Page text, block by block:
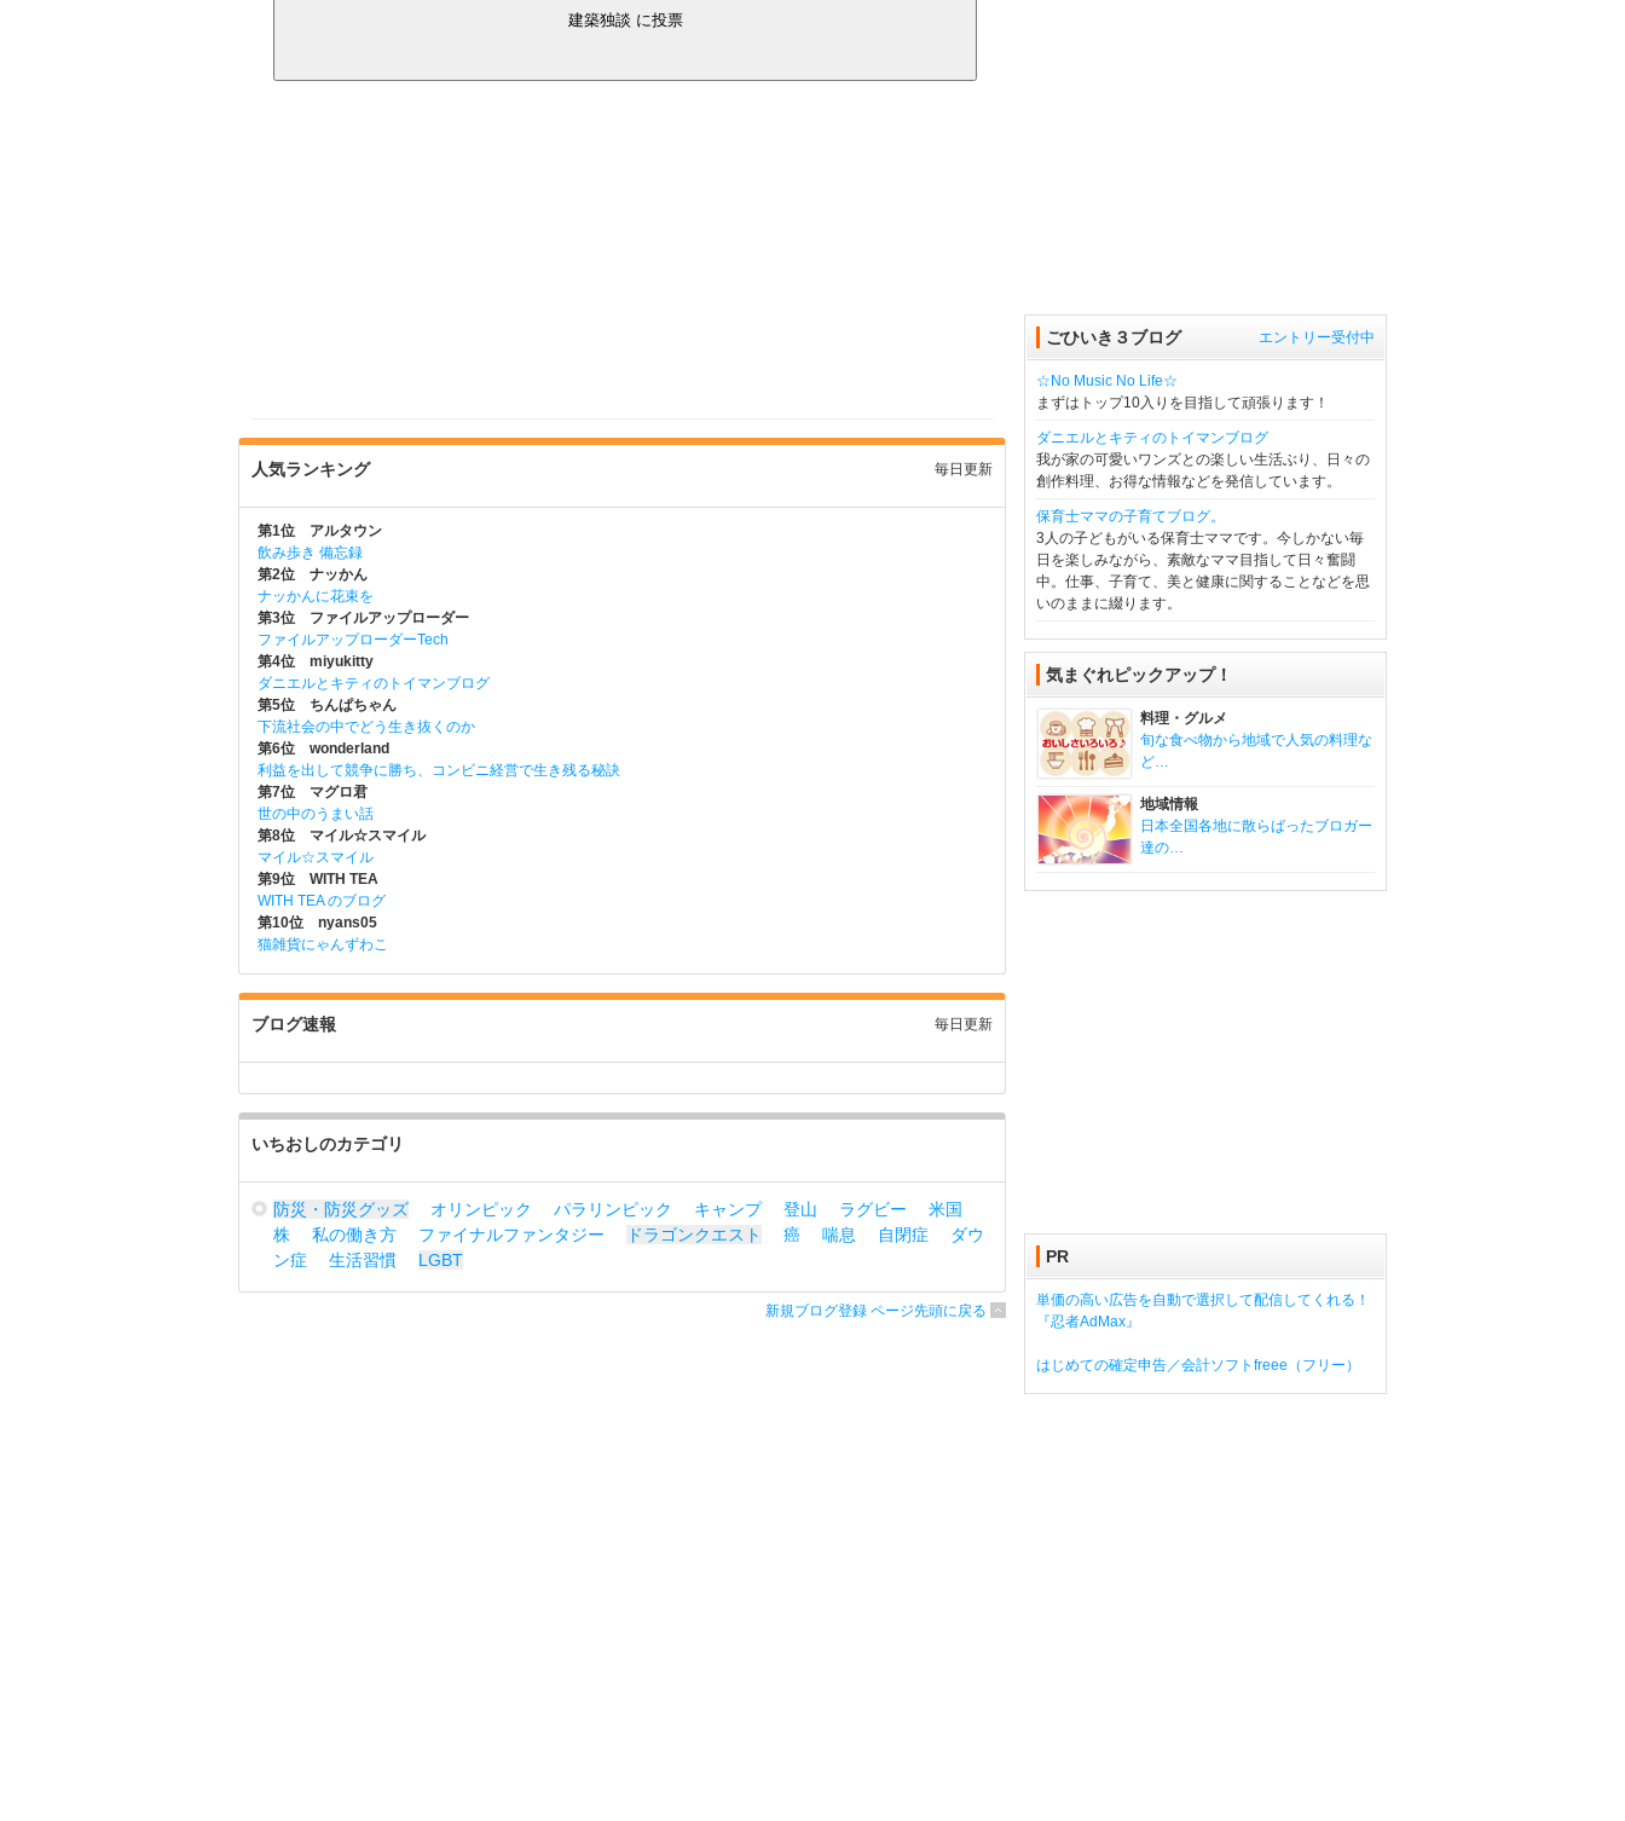
人気ランキング 毎日更新
第1位 アルタウン
飲み歩き 備忘録
第2位 ナッかん
ナッかんに花束を
第3位 ファイルアップローダー
ファイルアップローダーTech
第4位 miyukitty
ダニエルとキティのトイマンブログ
第5位 ちんぱちゃん
下流社会の中でどう生き抜くのか
第6位 wonderland
利益を出して競争に勝ち、コンビニ経営で生き残る秘訣
第7位 マグロ君
世の中のうまい話
第8位 マイル☆スマイル
マイル☆スマイル
第9位 WITH TEA
WITH TEA のブログ
第10位 nyans05
猫雑貨にゃんずわこ
ブログ速報 毎日更新
いちおしのカテゴリ
防災・防災グッズ オリンピック パラリンピック キャンプ 登山 ラグビー
米国
株
私の働き方 ファイナルファンタジー ドラゴンクエスト 癌 喘息 自閉症
ダウ
ン症
生活習慣 LGBT
新規ブログ登録 ページ先頭に戻る
エントリー受付中
ごひいき３ブログ
☆No Music No Life☆
まずはトップ10入りを目指して頑張ります！
ダニエルとキティのトイマンブログ
我が家の可愛いワンズとの楽しい生活ぶり、日々の
創作料理、お得な情報などを発信しています。
保育士ママの子育てブログ。
3人の子どもがいる保育士ママです。今しかない毎
日を楽しみながら、素敵なママ目指して日々奮闘
中。仕事、子育て、美と健康に関することなどを思
いのままに綴ります。
気まぐれピックアップ！
料理・グルメ
旬な食べ物から地域で人気の料理な
ど…
地域情報
日本全国各地に散らばったブロガー
達の…
PR
単価の高い広告を自動で選択して配信してくれる！
『忍者AdMax』
はじめての確定申告／会計ソフトfreee（フリー）